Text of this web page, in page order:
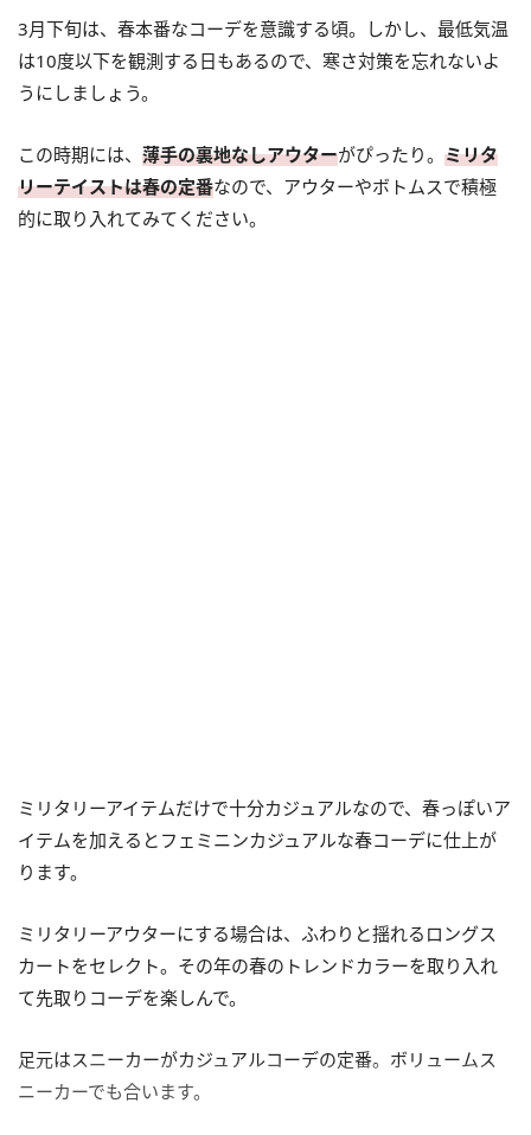
3月下旬は、春本番なコーデを意識する頃。しかし、最低気温
は10度以下を観測する日もあるので、寒さ対策を忘れないよ
うにしましょう。
この時期には、 薄手の裏地なしアウターがぴったり。 ミリタ
リーテイストは春の定番なので、アウターやボトムスで積極
的に取り入れてみてください。
ミリタリーアイテムだけで十分カジュアルなので、春っぽいア
イテムを加えるとフェミニンカジュアルな春コーデに仕上が
ります。
ミリタリーアウターにする場合は、ふわりと揺れるロングス
カートをセレクト。その年の春のトレンドカラーを取り入れ
て先取りコーデを楽しんで。
足元はスニーカーがカジュアルコーデの定番。ボリュームス
ニーカーでも合います。